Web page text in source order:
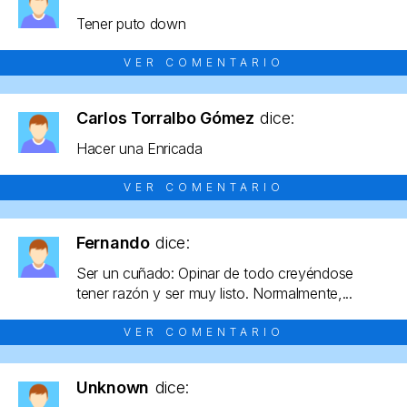
Tener puto down
VER COMENTARIO
Carlos Torralbo Gómez dice:
Hacer una Enricada
VER COMENTARIO
Fernando dice:
Ser un cuñado: Opinar de todo creyéndose
tener razón y ser muy listo. Normalmente,...
VER COMENTARIO
Unknown dice: